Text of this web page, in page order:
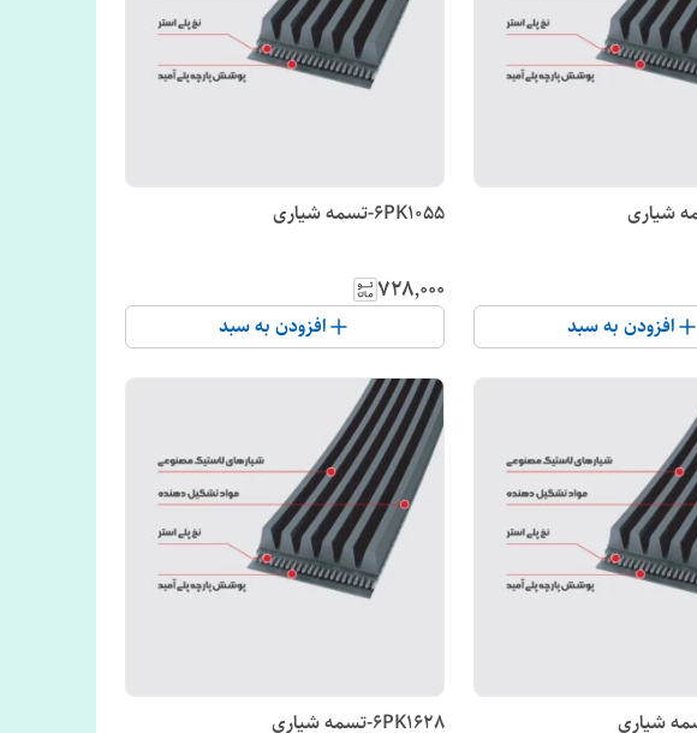
افزودن به سبد
6PK1055-تسمه شیاری
۷۲۸٬۰۰۰
افزودن به سبد
6PK1628-تسمه شیاری